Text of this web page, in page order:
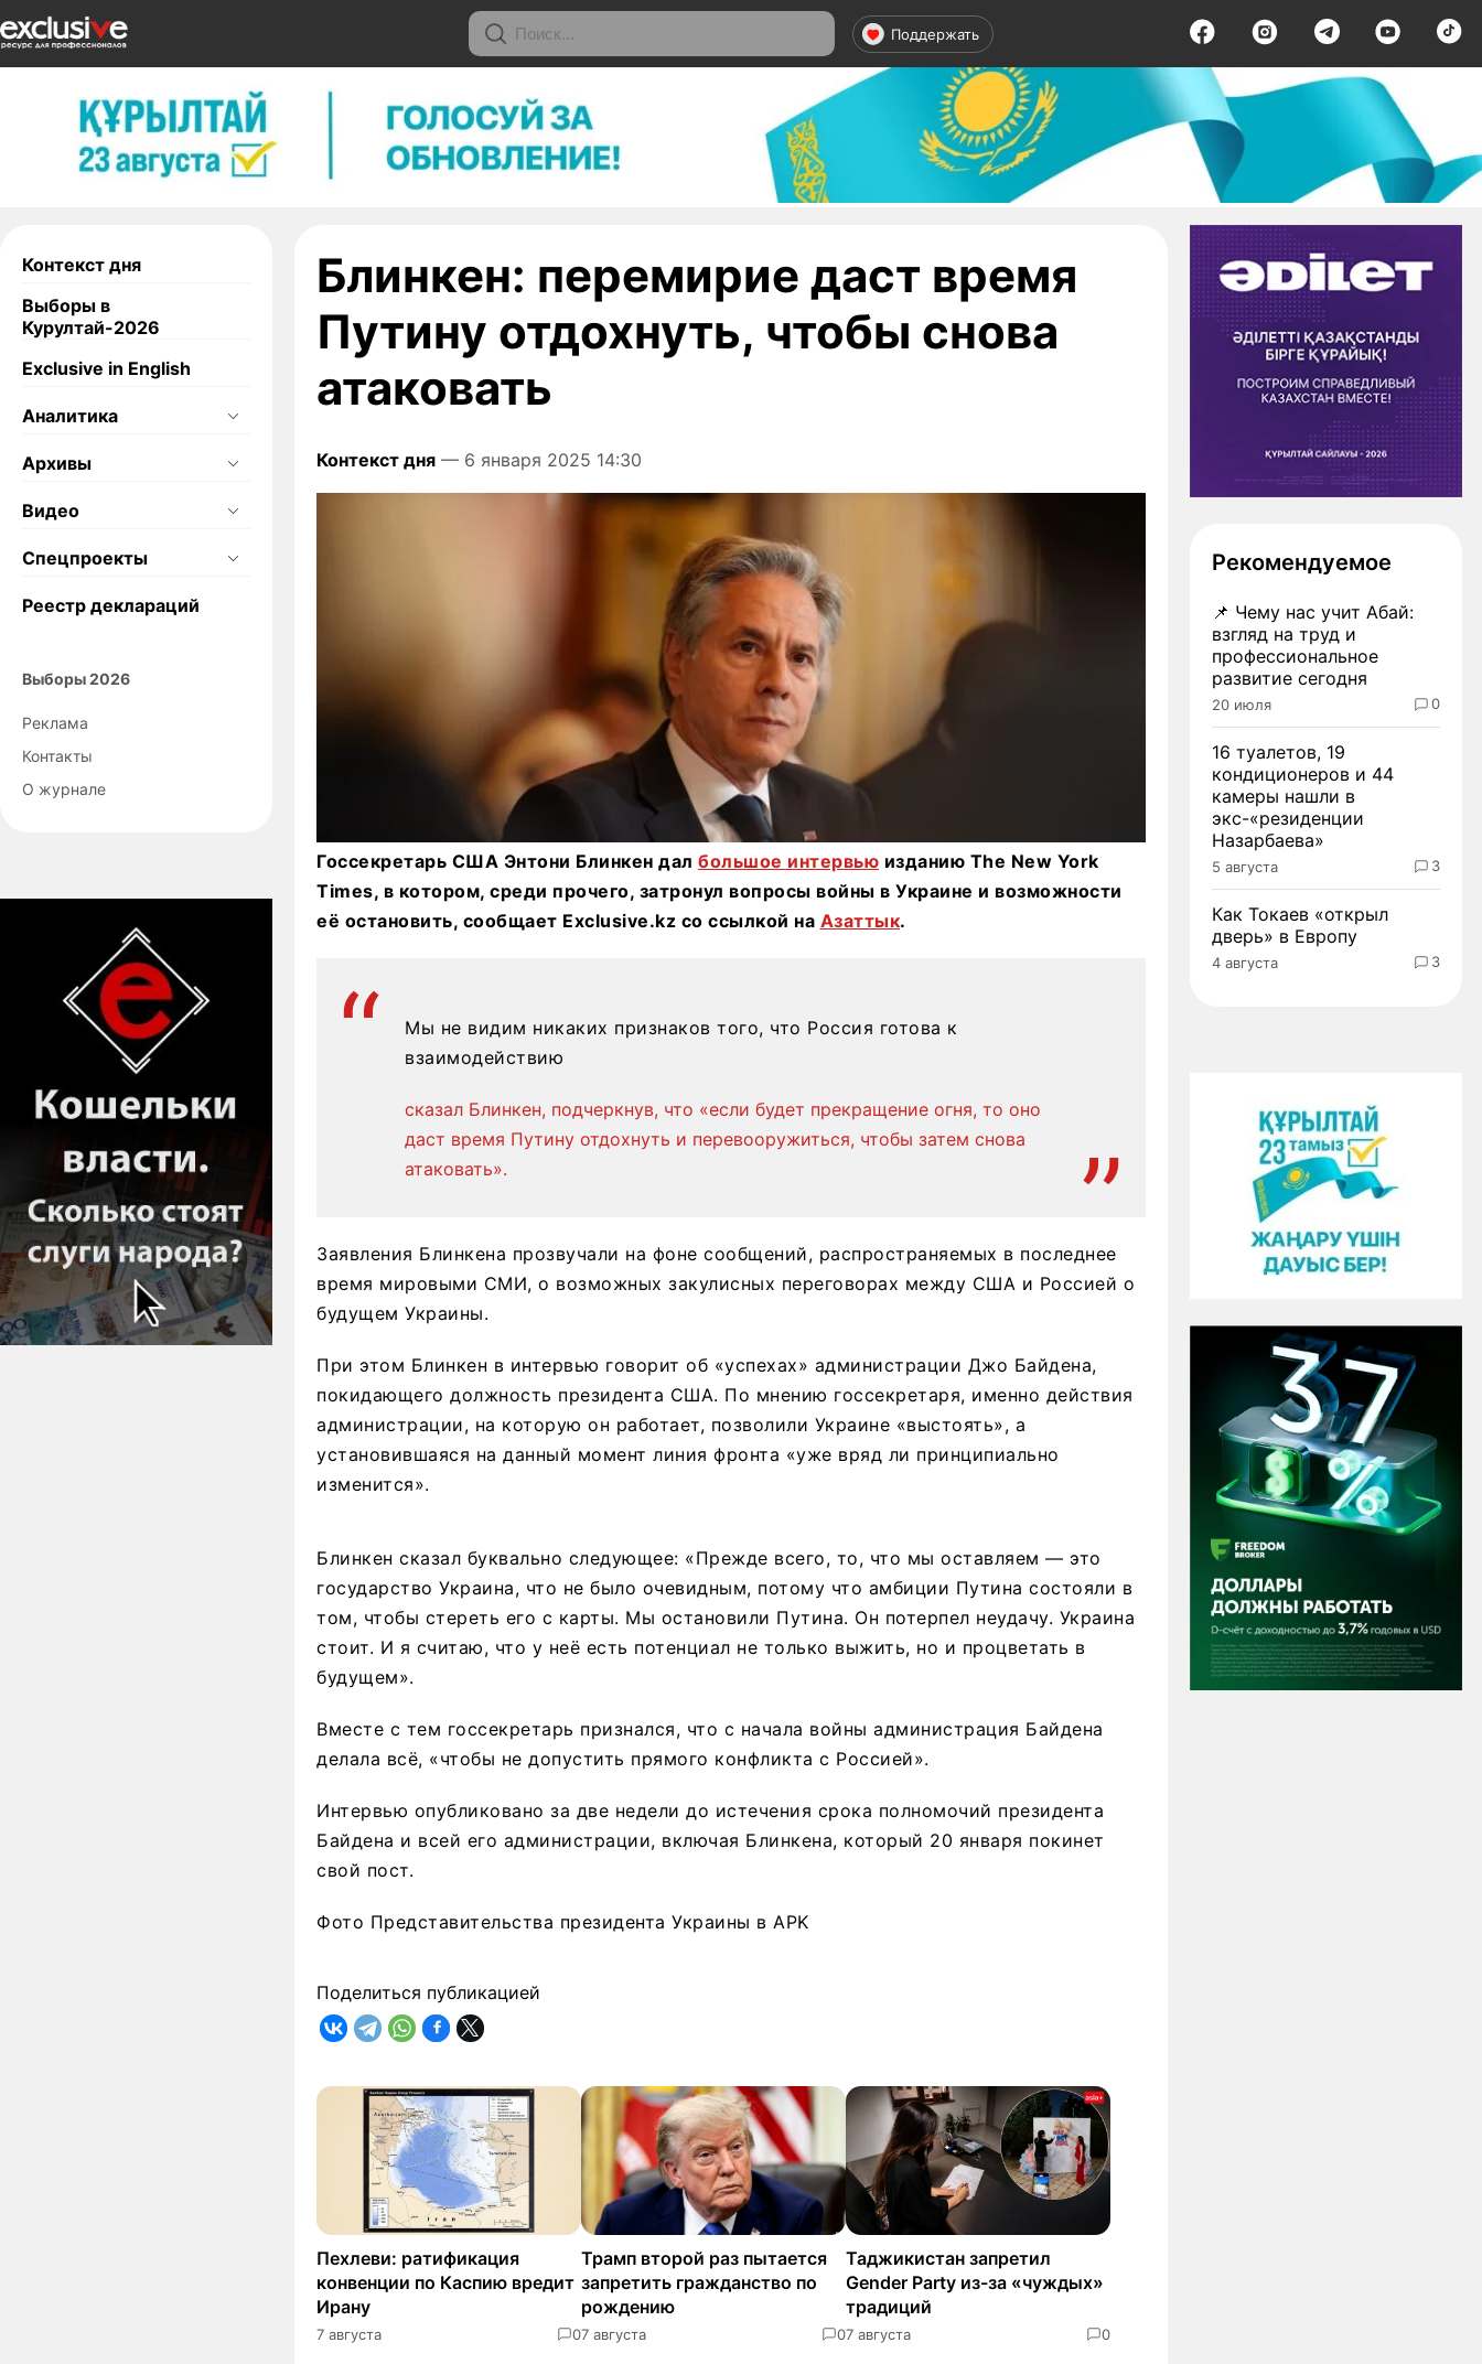
Поддержать
Контекст дня
Выборы в
Курултай-2026
Exclusive in English
Аналитика
Архивы
Видео
Спецпроекты
Реестр деклараций
Выборы 2026
Реклама
Контакты
О журнале
Блинкен: перемирие даст время
Путину отдохнуть, чтобы снова
атаковать
Контекст дня — 6 января 2025 14:30
Госсекретарь США Энтони Блинкен дал большое интервью изданию The New York
Times, в котором, среди прочего, затронул вопросы войны в Украине и возможности
её остановить, сообщает Exclusive.kz со ссылкой на Азаттык.
Мы не видим никаких признаков того, что Россия готова к
взаимодействию
сказал Блинкен, подчеркнув, что «если будет прекращение огня, то оно
даст время Путину отдохнуть и перевооружиться, чтобы затем снова
атаковать».
Заявления Блинкена прозвучали на фоне сообщений, распространяемых в последнее
время мировыми СМИ, о возможных закулисных переговорах между США и Россией о
будущем Украины.
При этом Блинкен в интервью говорит об «успехах» администрации Джо Байдена,
покидающего должность президента США. По мнению госсекретаря, именно действия
администрации, на которую он работает, позволили Украине «выстоять», а
установившаяся на данный момент линия фронта «уже вряд ли принципиально
изменится».
Блинкен сказал буквально следующее: «Прежде всего, то, что мы оставляем — это
государство Украина, что не было очевидным, потому что амбиции Путина состояли в
том, чтобы стереть его с карты. Мы остановили Путина. Он потерпел неудачу. Украина
стоит. И я считаю, что у неё есть потенциал не только выжить, но и процветать в
будущем».
Вместе с тем госсекретарь признался, что с начала войны администрация Байдена
делала всё, «чтобы не допустить прямого конфликта с Россией».
Интервью опубликовано за две недели до истечения срока полномочий президента
Байдена и всей его администрации, включая Блинкена, который 20 января покинет
свой пост.
Фото Представительства президента Украины в APK
Поделиться публикацией
Пехлеви: ратификация
конвенции по Каспию вредит
Ирану
7 августа 0
Трамп второй раз пытается
запретить гражданство по
рождению
7 августа 0
Таджикистан запретил
Gender Party из-за «чуждых»
традиций
7 августа 0
Рекомендуемое
📌 Чему нас учит Абай:
взгляд на труд и
профессиональное
развитие сегодня
20 июля 0
16 туалетов, 19
кондиционеров и 44
камеры нашли в
экс-«резиденции
Назарбаева»
5 августа 3
Как Токаев «открыл
дверь» в Европу
4 августа 3